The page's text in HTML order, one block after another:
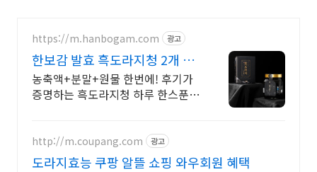
https://m.hanbogam.com 광고
한보감 발효 흑도라지청 2개 구
매시 흑마늘청 증정
농축액+분말+원물 한번에! 후기가
증명하는 흑도라지청 하루 한스푼,
http://m.coupang.com 광고
도라지효능 쿠팡 알뜰 쇼핑 와우회원 혜택